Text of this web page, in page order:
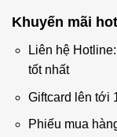
Khuyến mãi
Liên hệ
tốt nhất
Giftcard lên tới
Phiếu mua